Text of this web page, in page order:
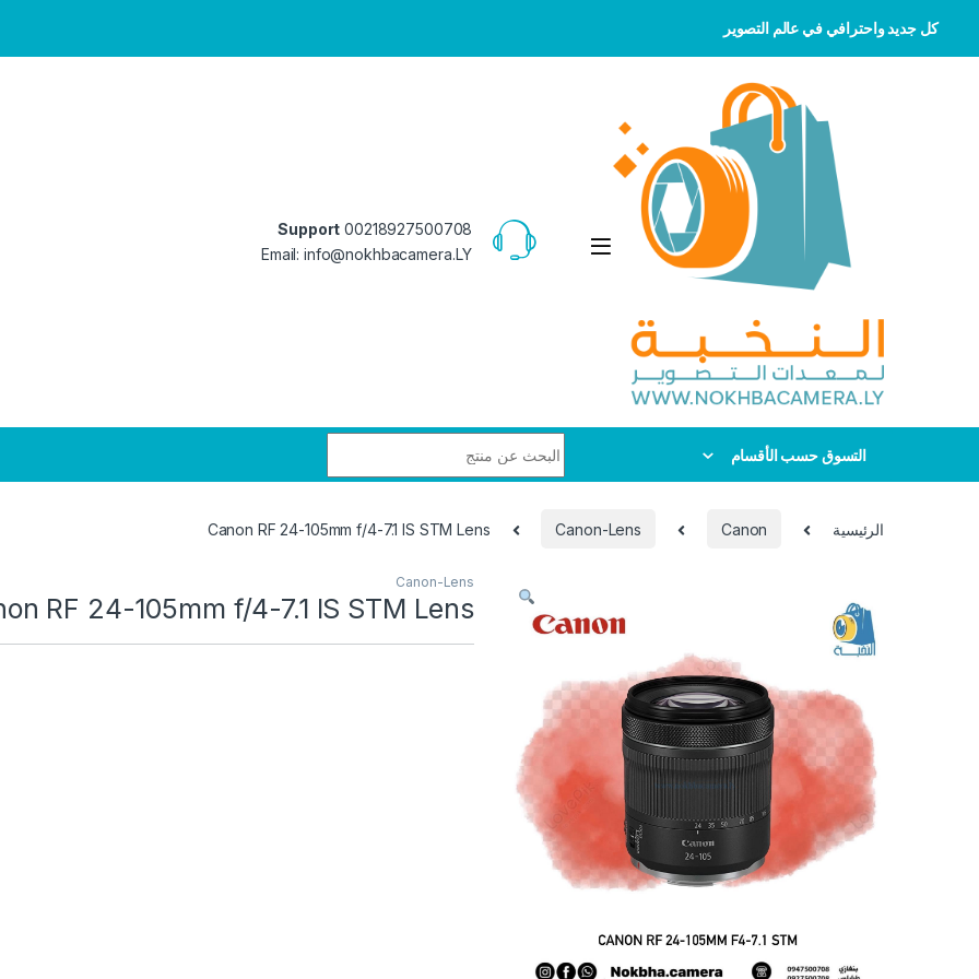
كل جديد واحترافي في عالم التصوير
Skip to navigation
Skip to content
Support 00218927500708
Email: info@nokhbacamera.LY
التسوق حسب الأقسام
الرئيسية Canon
Canon-Lens
Canon RF 24-105mm f/4-7.1 IS STM Lens
Canon-Lens
RF 24-105mm f/4-7.1 IS STM Lens